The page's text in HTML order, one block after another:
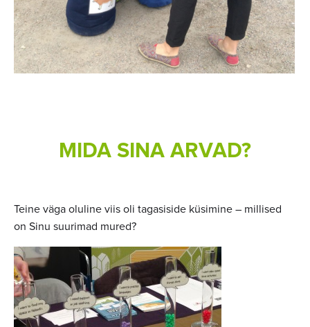
MIDA SINA ARVAD?
Teine väga oluline viis oli tagasiside küsimine – millised
on Sinu suurimad mured?